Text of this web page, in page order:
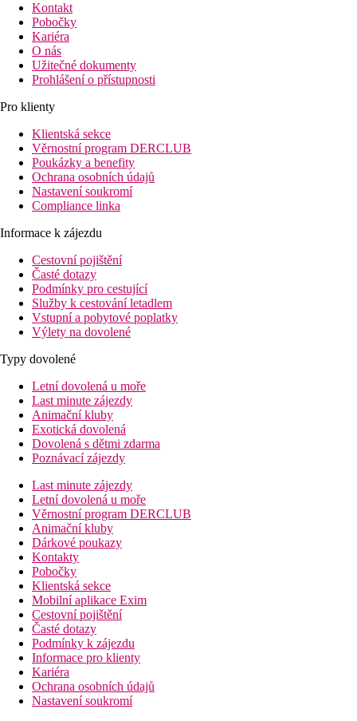
Kontakt
Pobočky
Kariéra
O nás
Užitečné dokumenty
Prohlášení o přístupnosti
Pro klienty
Klientská sekce
Věrnostní program DERCLUB
Poukázky a benefity
Ochrana osobních údajů
Nastavení soukromí
Compliance linka
Informace k zájezdu
Cestovní pojištění
Časté dotazy
Podmínky pro cestující
Služby k cestování letadlem
Vstupní a pobytové poplatky
Výlety na dovolené
Typy dovolené
Letní dovolená u moře
Last minute zájezdy
Animační kluby
Exotická dovolená
Dovolená s dětmi zdarma
Poznávací zájezdy
Last minute zájezdy
Letní dovolená u moře
Věrnostní program DERCLUB
Animační kluby
Dárkové poukazy
Kontakty
Pobočky
Klientská sekce
Mobilní aplikace Exim
Cestovní pojištění
Časté dotazy
Podmínky k zájezdu
Informace pro klienty
Kariéra
Ochrana osobních údajů
Nastavení soukromí